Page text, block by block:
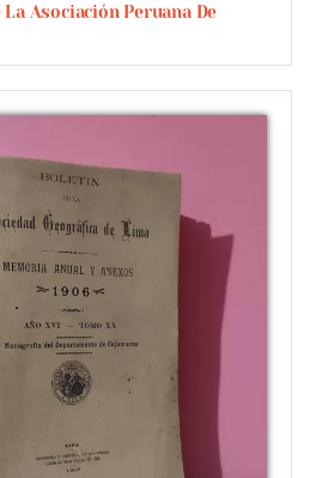
La Asociación Peruana De